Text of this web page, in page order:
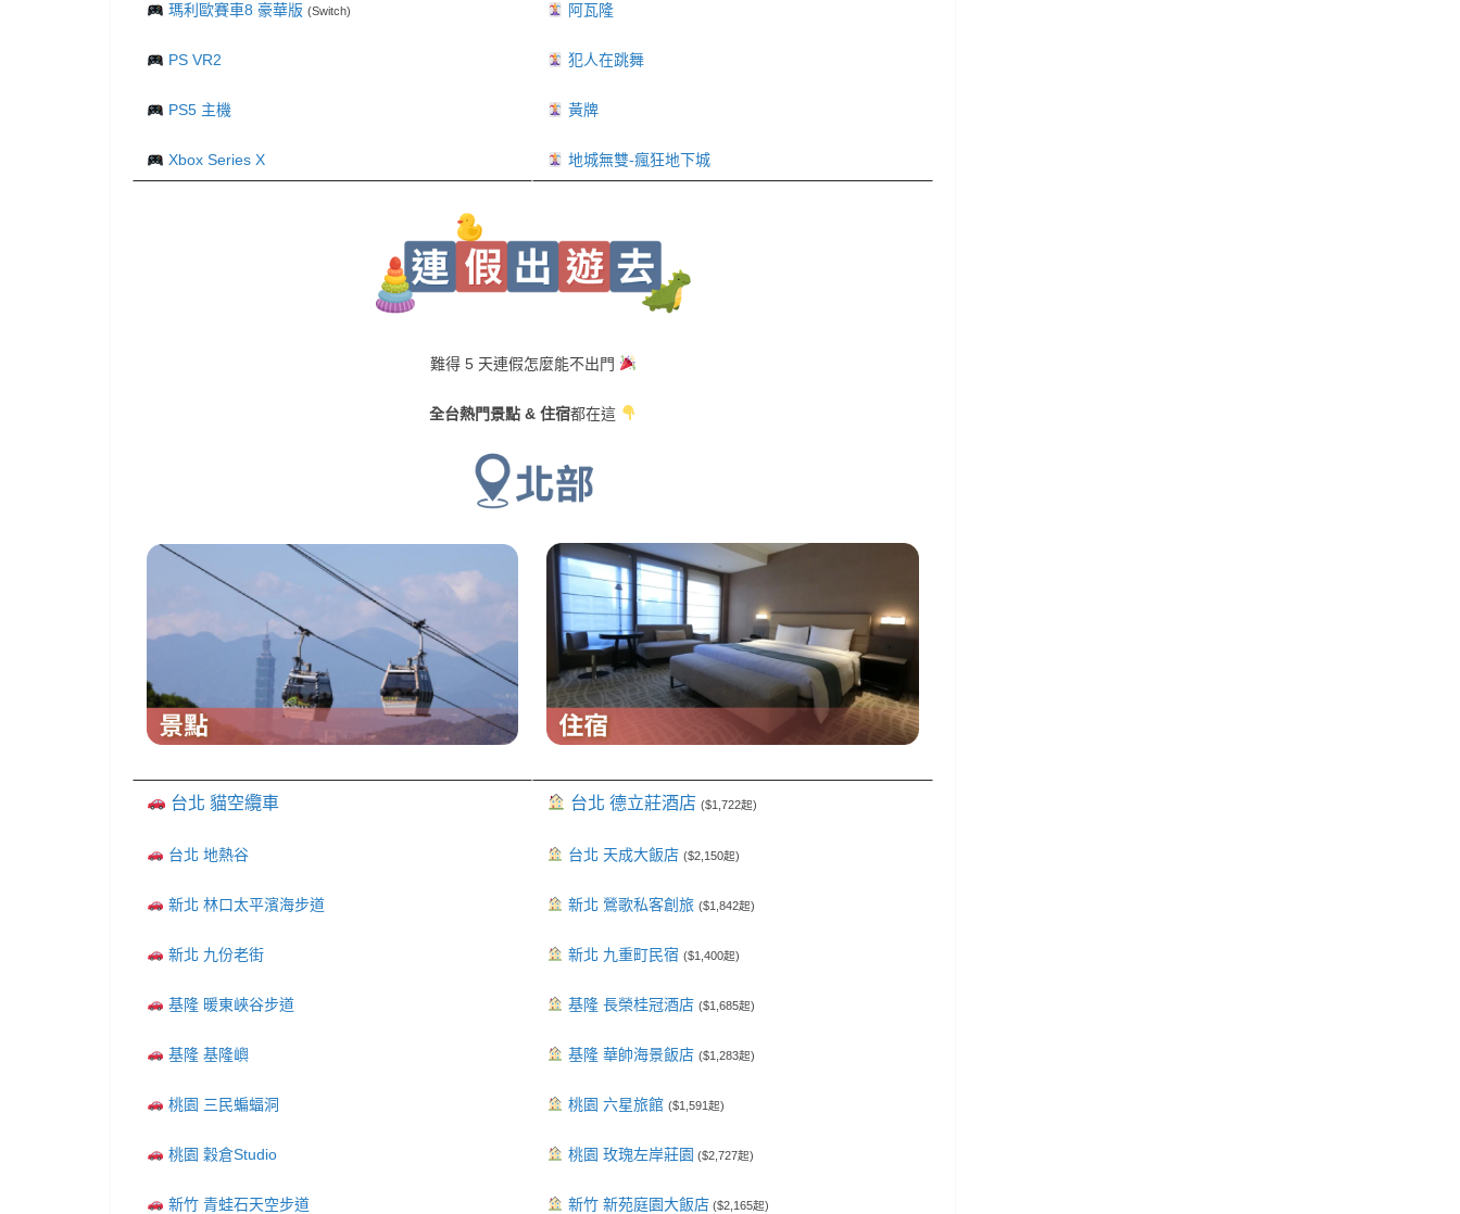
瑪利歐賽車8 豪華版 (Switch)
PS VR2
PS5 主機
Xbox Series X
阿瓦隆
犯人在跳舞
黃牌
地城無雙-瘋狂地下城
難得 5 天連假怎麼能不出門
全台熱門景點 & 住宿都在這
台北 貓空纜車
台北 地熱谷
新北 林口太平濱海步道
新北 九份老街
基隆 暖東峽谷步道
基隆 基隆嶼
桃園 三民蝙蝠洞
桃園 穀倉Studio
新竹 青蛙石天空步道
台北 德立莊酒店($1,722起)
台北 天成大飯店 ($2,150起)
新北 鶯歌私客創旅 ($1,842起)
新北 九重町民宿 ($1,400起)
基隆 長榮桂冠酒店 ($1,685起)
基隆 華帥海景飯店 ($1,283起)
桃園 六星旅館 ($1,591起)
桃園 玫瑰左岸莊園 ($2,727起)
新竹 新苑庭園大飯店 ($2,165起)